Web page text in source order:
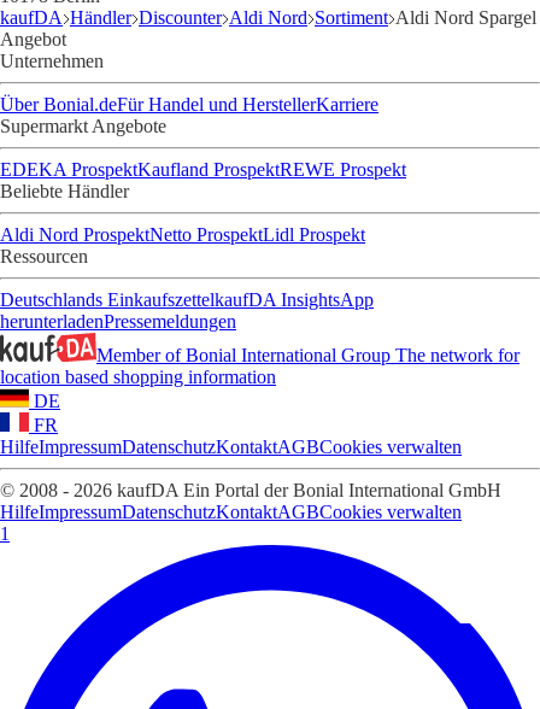
kaufDA Händler Discounter Aldi Nord Sortiment Aldi Nord Spargel
Angebot
Unternehmen
Über Bonial.deFür Handel und HerstellerKarriere
Supermarkt Angebote
EDEKA ProspektKaufland ProspektREWE Prospekt
Beliebte Händler
Aldi Nord ProspektNetto ProspektLidl Prospekt
Ressourcen
Deutschlands EinkaufszettelkaufDA InsightsApp
herunterladenPressemeldungen
Member of Bonial International Group The network for
location based shopping information
DE
FR
HilfeImpressumDatenschutzKontaktAGBCookies verwalten
© 2008 - 2026 kaufDA Ein Portal der Bonial International GmbH
HilfeImpressumDatenschutzKontaktAGBCookies verwalten
1